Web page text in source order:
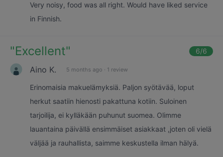
Very noisy, food was all right. Would have liked service
in Finnish.
"Excellent" 6/6
Aino K. 5 months ago · 1 review
Erinomaisia makuelämyksiä. Paljon syötävää, loput
herkut saatiin hienosti pakattuna kotiin. Suloinen
tarjoilija, ei kylläkään puhunut suomea. Olimme
lauantaina päivällä ensimmäiset asiakkaat ,joten oli vielä
väljää ja rauhallista, saimme keskustella ilman hälyä.